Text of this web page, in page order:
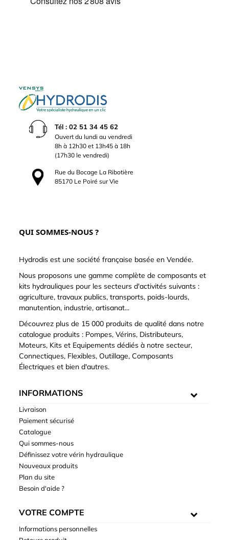
Tél : 02 51 34 45 62
Ouvert du lundi au vendredi
8h à 12h30 et 13h45 à 18h
(17h30 le vendredi)
Rue du Bocage La Ribotière
85170 Le Poiré sur Vie
QUI SOMMES-NOUS ?
Hydrodis est une société française basée en Vendée.
Nous proposons une gamme complète de composants et
kits hydrauliques pour les secteurs d'activités suivants :
agriculture, travaux publics, transports, poids-lourds,
manutention, industrie, artisanat...
Découvrez plus de 15 000 produits de qualité dans notre
catalogue produits : Pompes, Vérins, Distributeurs,
Moteurs, Kits et Equipements dédiés à notre secteur,
Connectiques, Flexibles, Outillage, Composants
Électriques et bien d'autres.
INFORMATIONS
Livraison
Paiement sécurisé
Catalogue
Qui sommes-nous
Définissez votre vérin hydraulique
Nouveaux produits
Plan du site
Besoin d'aide ?
VOTRE COMPTE
Informations personnelles